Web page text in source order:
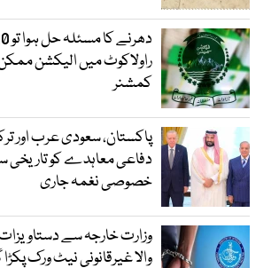
راولاکوٹ میں الیکشن
کمشنر
پاکستان، سعودی عرب اور
دفاعی معاہدے کو تاریخی
خصوصی نغمہ جاری
وزارت خارجہ سے
والا غیرقانونی نیٹ ورک پکڑا